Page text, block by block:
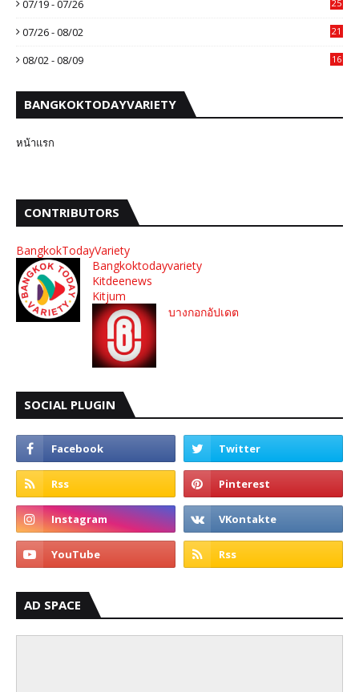
07/19 - 07/26 25
07/26 - 08/02 21
08/02 - 08/09 16
BANGKOKTODAYVARIETY
หน้าแรก
CONTRIBUTORS
BangkokTodayVariety
Bangkoktodayvariety
Kitdeenews
Kitjum
บางกอกอัปเดต
SOCIAL PLUGIN
AD SPACE